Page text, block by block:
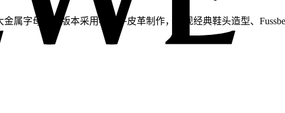
属字母。此版本采用植鞣牛皮革制作，呈现经典鞋头造型、